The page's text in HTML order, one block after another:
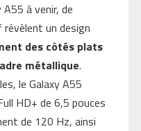
à venir, de
un design
des côtés plats
métallique.
le Galaxy A55
HD+ de 6,5 pouces
de 120 Hz, ainsi